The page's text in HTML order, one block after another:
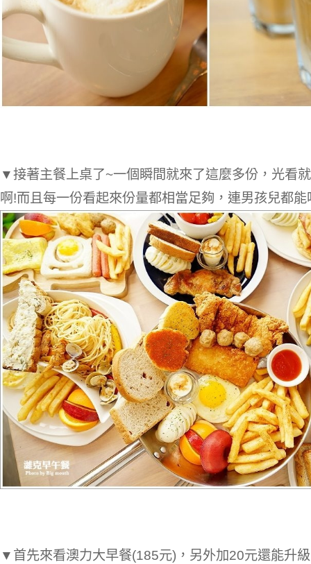
▼接著主餐上桌了~一個瞬間就來了這麼多份，光看
啊!而且每一份看起來份量都相當足夠，連男孩兒都能
▼首先來看澳力大早餐(185元)，另外加20元還能升